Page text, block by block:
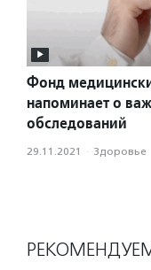
Фонд
напоминает о
обследований
29.11.2021 · Здоровье